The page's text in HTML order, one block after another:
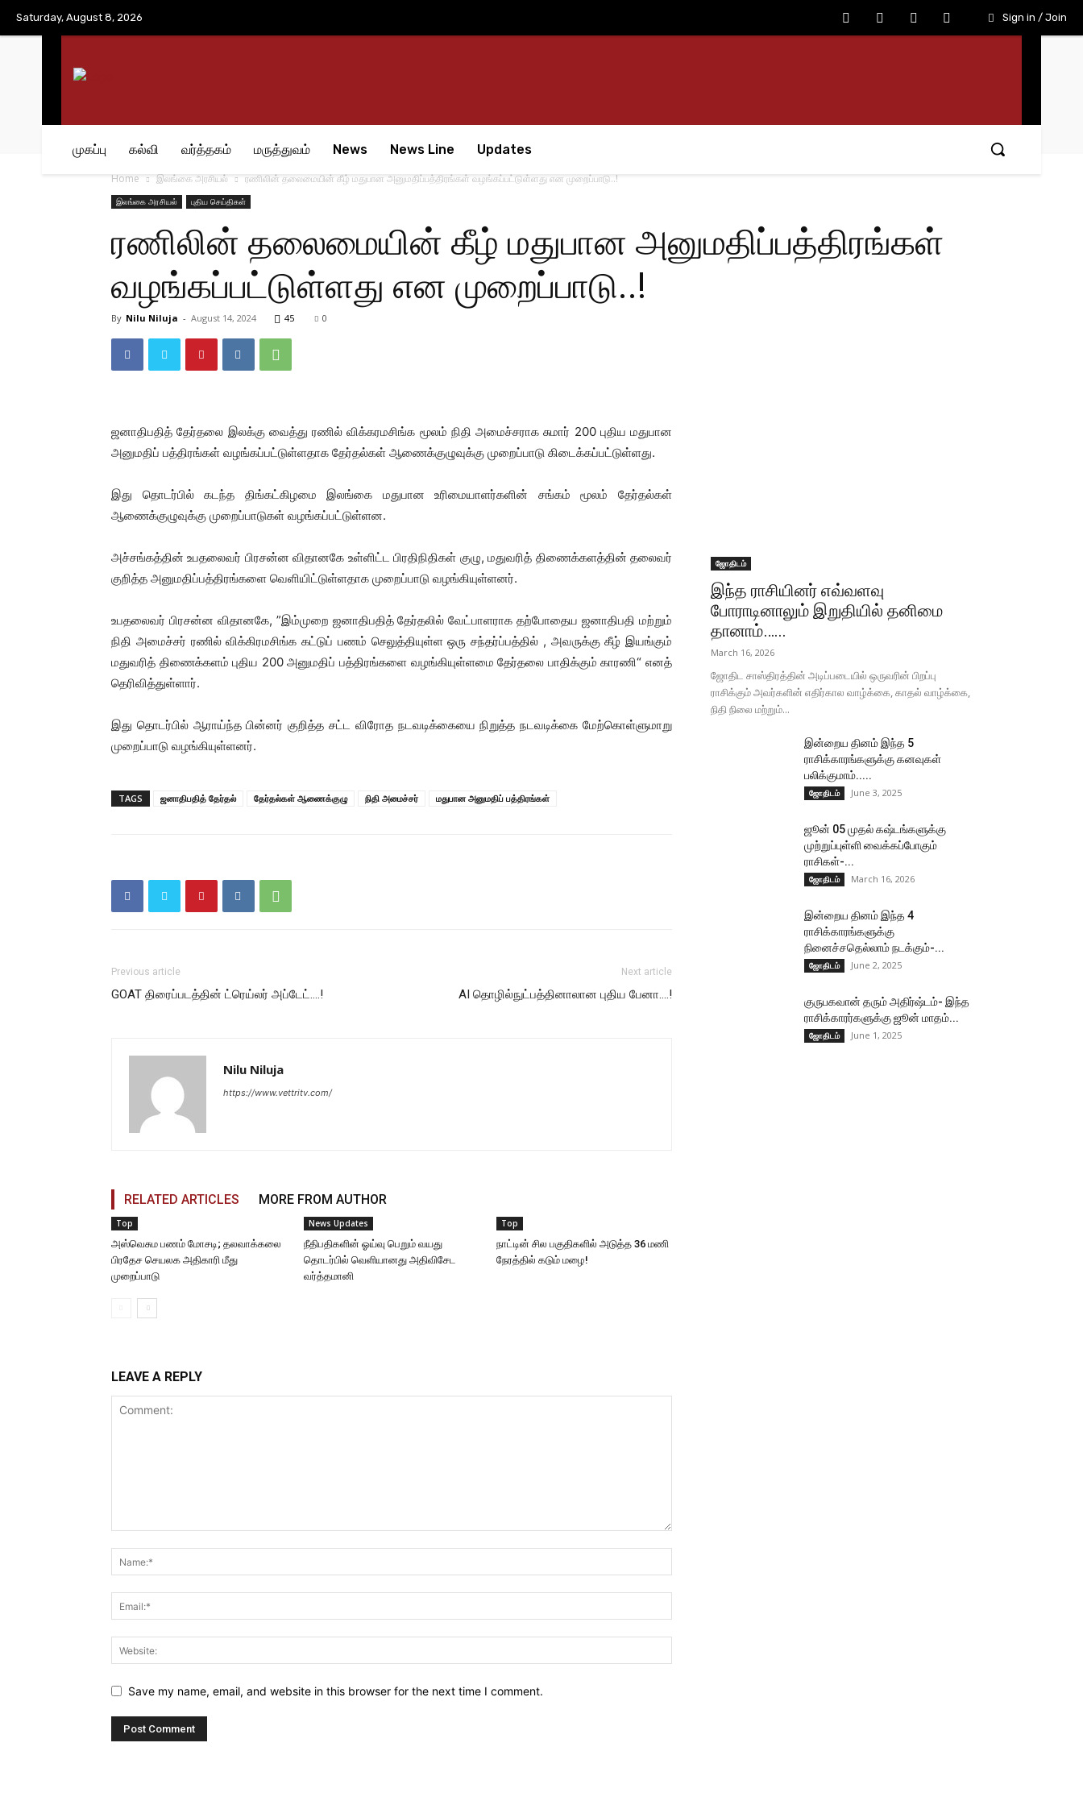
Saturday, August 8, 2026 Sign in / Join
முகப்பு கல்வி வர்த்தகம் மருத்துவம் News News Line Updates
Home இலங்கை அரசியல் ரணிலின் தலைமையின் கீழ் மதுபான அனுமதிப்பத்திரங்கள் வழங்கப்பட்டுள்ளது என முறைப்பாடு..!
இலங்கை அரசியல் புதிய செய்திகள்
ரணிலின் தலைமையின் கீழ் மதுபான அனுமதிப்பத்திரங்கள்
வழங்கப்பட்டுள்ளது என முறைப்பாடு..!
By Nilu Niluja - August 14, 2024 45 0
ஜனாதிபதித் தேர்தலை இலக்கு வைத்து ரணில் விக்கரமசிங்க மூலம் நிதி அமைச்சராக சுமார் 200 புதிய மதுபான
அனுமதிப் பத்திரங்கள் வழங்கப்பட்டுள்ளதாக தேர்தல்கள் ஆணைக்குழுவுக்கு முறைப்பாடு கிடைக்கப்பட்டுள்ளது.
இது தொடர்பில் கடந்த திங்கட்கிழமை இலங்கை மதுபான உரிமையாளர்களின் சங்கம் மூலம் தேர்தல்கள்
ஆணைக்குழுவுக்கு முறைப்பாடுகள் வழங்கப்பட்டுள்ளன.
அச்சங்கத்தின் உபதலைவர் பிரசன்ன விதானகே உள்ளிட்ட பிரதிநிதிகள் குழு, மதுவரித் திணைக்களத்தின் தலைவர்
குறித்த அனுமதிப்பத்திரங்களை வெளியிட்டுள்ளதாக முறைப்பாடு வழங்கியுள்ளனர்.
உபதலைவர் பிரசன்ன விதானகே, ”இம்முறை ஜனாதிபதித் தேர்தலில் வேட்பாளராக தற்போதைய ஜனாதிபதி மற்றும்
நிதி அமைச்சர் ரணில் விக்கிரமசிங்க கட்டுப் பணம் செலுத்தியுள்ள ஒரு சந்தர்ப்பத்தில் , அவருக்கு கீழ் இயங்கும்
மதுவரித் திணைக்களம் புதிய 200 அனுமதிப் பத்திரங்களை வழங்கியுள்ளமை தேர்தலை பாதிக்கும் காரணி“ எனத்
தெரிவித்துள்ளார்.
இது தொடர்பில் ஆராய்ந்த பின்னர் குறித்த சட்ட விரோத நடவடிக்கையை நிறுத்த நடவடிக்கை மேற்கொள்ளுமாறு
முறைப்பாடு வழங்கியுள்ளனர்.
TAGS ஜனாதிபதித் தேர்தல் தேர்தல்கள் ஆணைக்குழு நிதி அமைச்சர் மதுபான அனுமதிப் பத்திரங்கள்
Previous article
GOAT திரைப்படத்தின் ட்ரெய்லர் அப்டேட்….!
Next article
AI தொழில்நுட்பத்தினாலான புதிய பேனா….!
Nilu Niluja
https://www.vettritv.com/
RELATED ARTICLES MORE FROM AUTHOR
Top
அஸ்வெசும பணம் மோசடி; தலவாக்கலை
பிரதேச செயலக அதிகாரி மீது
முறைப்பாடு
News Updates
நீதிபதிகளின் ஓய்வு பெறும் வயது
தொடர்பில் வெளியானது அதிவிசேட
வர்த்தமானி
Top
நாட்டின் சில பகுதிகளில் அடுத்த 36 மணி
நேரத்தில் கடும் மழை!
LEAVE A REPLY
Save my name, email, and website in this browser for the next time I comment.
ஜோதிடம்
இந்த ராசியினர் எவ்வளவு
போராடினாலும் இறுதியில் தனிமை
தானாம்…...
March 16, 2026
ஜோதிட சாஸ்திரத்தின் அடிப்படையில் ஒருவரின் பிறப்பு
ராசிக்கும் அவர்களின் எதிர்கால வாழ்க்கை, காதல் வாழ்க்கை,
நிதி நிலை மற்றும்...
இன்றைய தினம் இந்த 5
ராசிக்காரங்களுக்கு கனவுகள்
பலிக்குமாம்.....
ஜோதிடம் June 3, 2025
ஜூன் 05 முதல் கஷ்டங்களுக்கு
முற்றுப்புள்ளி வைக்கப்போகும்
ராசிகள்-...
ஜோதிடம் March 16, 2026
இன்றைய தினம் இந்த 4
ராசிக்காரங்களுக்கு
நினைச்சதெல்லாம் நடக்கும்-...
ஜோதிடம் June 2, 2025
குருபகவான் தரும் அதிர்ஷ்டம்- இந்த
ராசிக்காரர்களுக்கு ஜூன் மாதம்...
ஜோதிடம் June 1, 2025